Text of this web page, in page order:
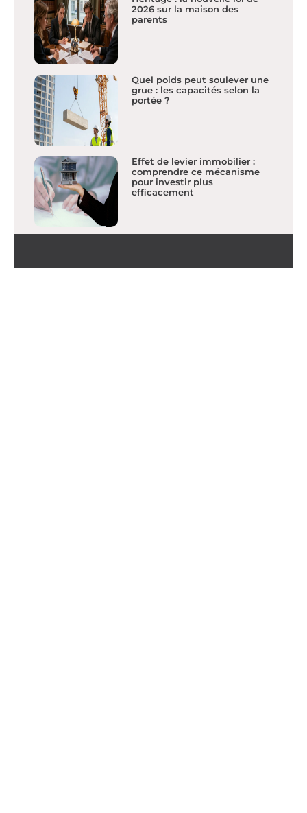
2026 sur la maison des
parents
Quel poids peut soulever une
grue : les capacités selon la
portée ?
Effet de levier immobilier :
comprendre ce mécanisme
pour investir plus
efficacement